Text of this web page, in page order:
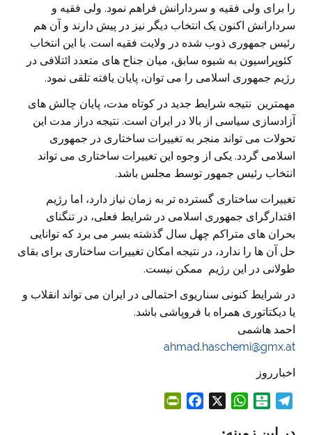
را برای ولی فقیه و سردارانش فراهم نمود. ولی فقیه و
سردارانش اکنون یک انتخاب دیگر نیز در پیش دارند و آن هم
رئیس جمهوری ذوب شده در ولایت فقیه است. با این انتخاب
کئوپراسیون به شیوه سابق، میان جناح های متعدد ائتلافی در
رژیم جمهوری اسلامی را می توان، پایان یافته تلقی نمود.
مهمترین نتیجه شرایط جدید در کوتاه مدت، پایان چالش های
آزادسازی سیاسی از بالا در ایران است. نتیجه دراز مدت این
تحولات می تواند منجر به تغییرات ساختاری در جمهوری
اسلامی گردد. یکی از وجوه این تغییرات ساختاری می تواند
انتخاب رئیس جمهور توسط مجلس باشد.
تغییرات ساختاری گسترده تر به زمان نیاز دارد، اما رژیم
اقتدارگرای جمهوری اسلامی در شرایط فعلی، در تنگنای
بحران های متراکم چهل سال گذشته بسر می برد که توانایی
حل آن ها را ندارد، در نتیجه امکان تغییرات ساختاری برای بقای
طولانی در این رژیم ممکن نیست.
در شرایط کنونی سناریوی احتمالی در ایران می تواند انقلاب و
یا دیکتاتوری همراه با فروپاشی باشد.
احمد هاشمی
ahmad.haschemi@gmx.at
اخبارروز
W